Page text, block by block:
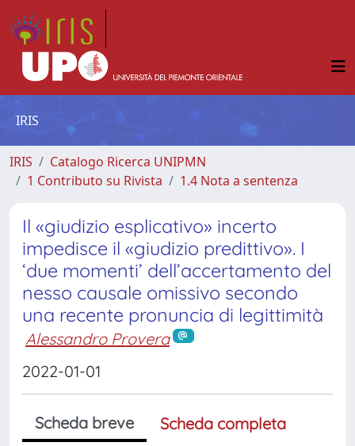
IRIS
IRIS
Catalogo Ricerca UNIPMN
1 Contributo su Rivista
1.4 Nota a sentenza
Il «giudizio esplicativo» incerto
impedisce il «giudizio predittivo». I
‘due momenti’ dell’accertamento del
nesso causale omissivo secondo
una recente pronuncia di legittimità
Alessandro Provera
2022-01-01
Scheda breve
Scheda completa